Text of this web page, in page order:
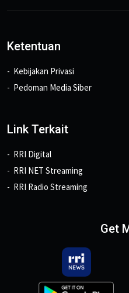
Ketentuan
Kebijakan Privasi
Pedoman Media Siber
Link Terkait
RRI Digital
RRI NET Streaming
RRI Radio Streaming
Get